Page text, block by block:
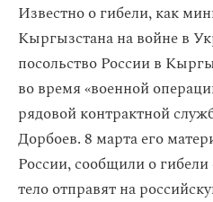
Известно о гибели, как
Кыргызстана на войне в
посольство России в
во время «военной
рядовой контрактной
Дорбоев. 8 марта его
России, сообщили о
тело отправят на